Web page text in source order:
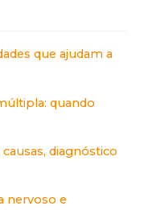
que ajudam a
quando
diagnóstico
nervoso e